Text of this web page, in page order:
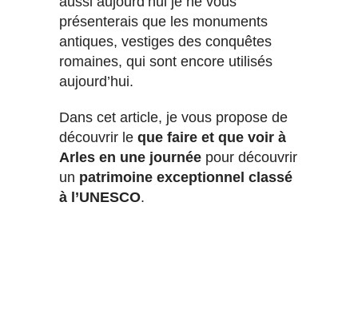
présenterais que les monuments
antiques, vestiges des conquêtes
romaines, qui sont encore utilisés
aujourd’hui.
Dans cet article, je vous propose de
découvrir le que faire et que voir à
Arles en une journée pour découvrir
un patrimoine exceptionnel classé
à l’UNESCO.